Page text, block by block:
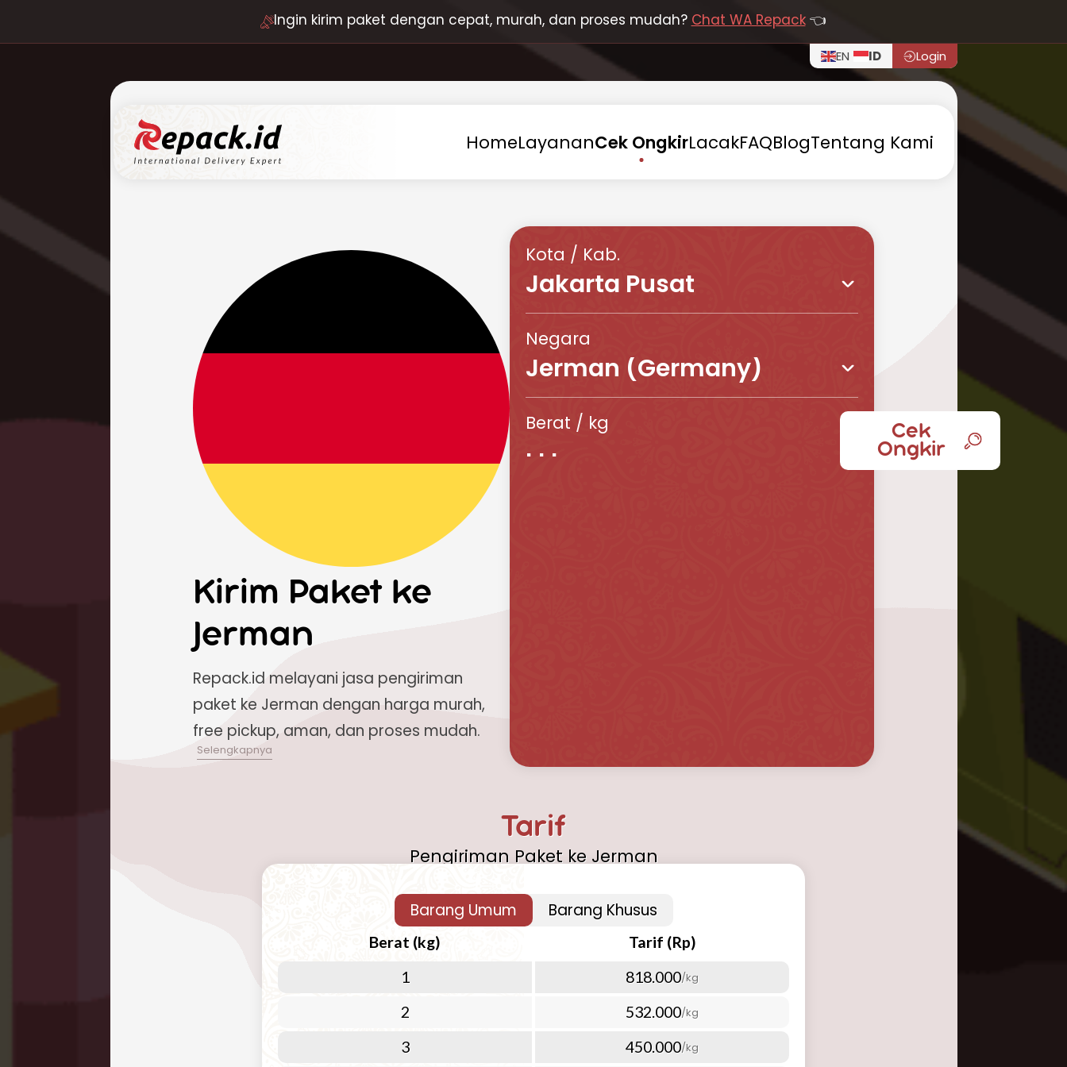
Ingin kirim paket dengan cepat, murah, dan proses mudah? Chat WA Repack👈
EN ID Login
HomeLayananCekOngkirLacakFAQBlogTentang Kami
Kirim Paket ke
Jerman
Repack.id melayani jasa pengiriman
paket ke Jerman dengan harga murah,
free pickup, aman, dan proses mudah.
Proses kirim paket ke Jerman kini semakin mudah dan
terjangkau dengan layanan unggulan dari Repack.id. Apapun
kebutuhan Anda, mulai dari pengiriman dokumen penting
lengkap dengan tarif kompetitif, keamanan terjamin, dan
proses pengiriman dari pengemasan, pengiriman, hingga
Kota / Kab.
Jakarta Pusat
Negara
Jerman (Germany)
Berat / kg
Cek
Ongkir
Tarif
Pengiriman Paket ke Jerman
Barang Umum Barang Khusus
Berat (kg)
Tarif (Rp)
1
818.000/kg
2 532.000/kg
3 450.000/kg